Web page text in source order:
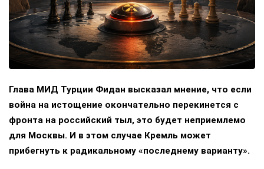
Глава МИД Турции Фидан высказал мнение, что если
война на истощение окончательно перекинется с
фронта на российский тыл, это будет неприемлемо
для Москвы. И в этом случае Кремль может
прибегнуть к радикальному «последнему варианту».